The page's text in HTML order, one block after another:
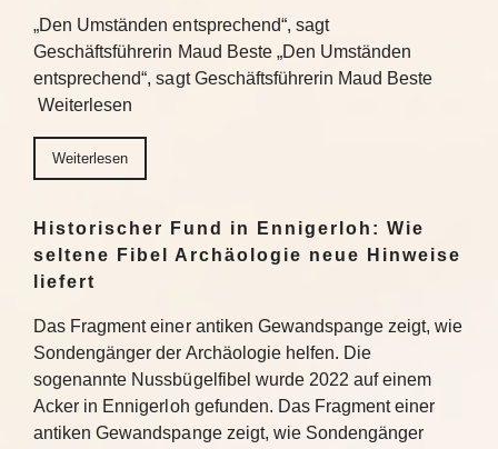
„Den Umständen entsprechend“, sagt
Geschäftsführerin Maud Beste „Den Umständen
entsprechend“, sagt Geschäftsführerin Maud Beste
Weiterlesen
Weiterlesen
Historischer Fund in Ennigerloh: Wie
seltene Fibel Archäologie neue Hinweise
liefert
Das Fragment einer antiken Gewandspange zeigt, wie
Sondengänger der Archäologie helfen. Die
sogenannte Nussbügelfibel wurde 2022 auf einem
Acker in Ennigerloh gefunden. Das Fragment einer
antiken Gewandspange zeigt, wie Sondengänger